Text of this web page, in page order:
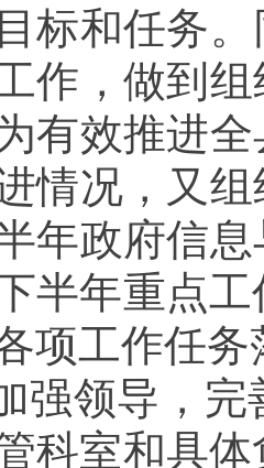
标和任务
作，做到
有效推进
情况，又
年政府信
半年重点
项工作任务
强领导，
科室和具